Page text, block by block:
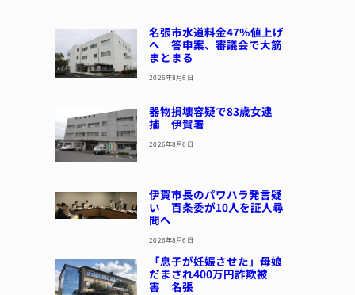
名張市水道料金47％値上げ
へ 答申案、審議会で大筋
まとまる
2026年8月6日
器物損壊容疑で83歳女逮
捕 伊賀署
2026年8月6日
伊賀市長のパワハラ発言疑
い 百条委が10人を証人尋
問へ
2026年8月6日
「息子が妊娠させた」母娘
だまされ400万円詐欺被
害 名張